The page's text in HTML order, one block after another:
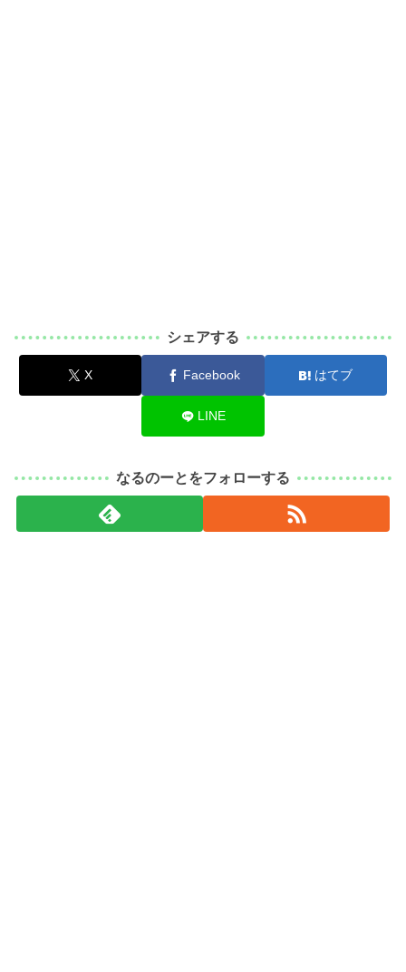
シェアする
X Facebook はてブ
LINE
なるのーとをフォローする